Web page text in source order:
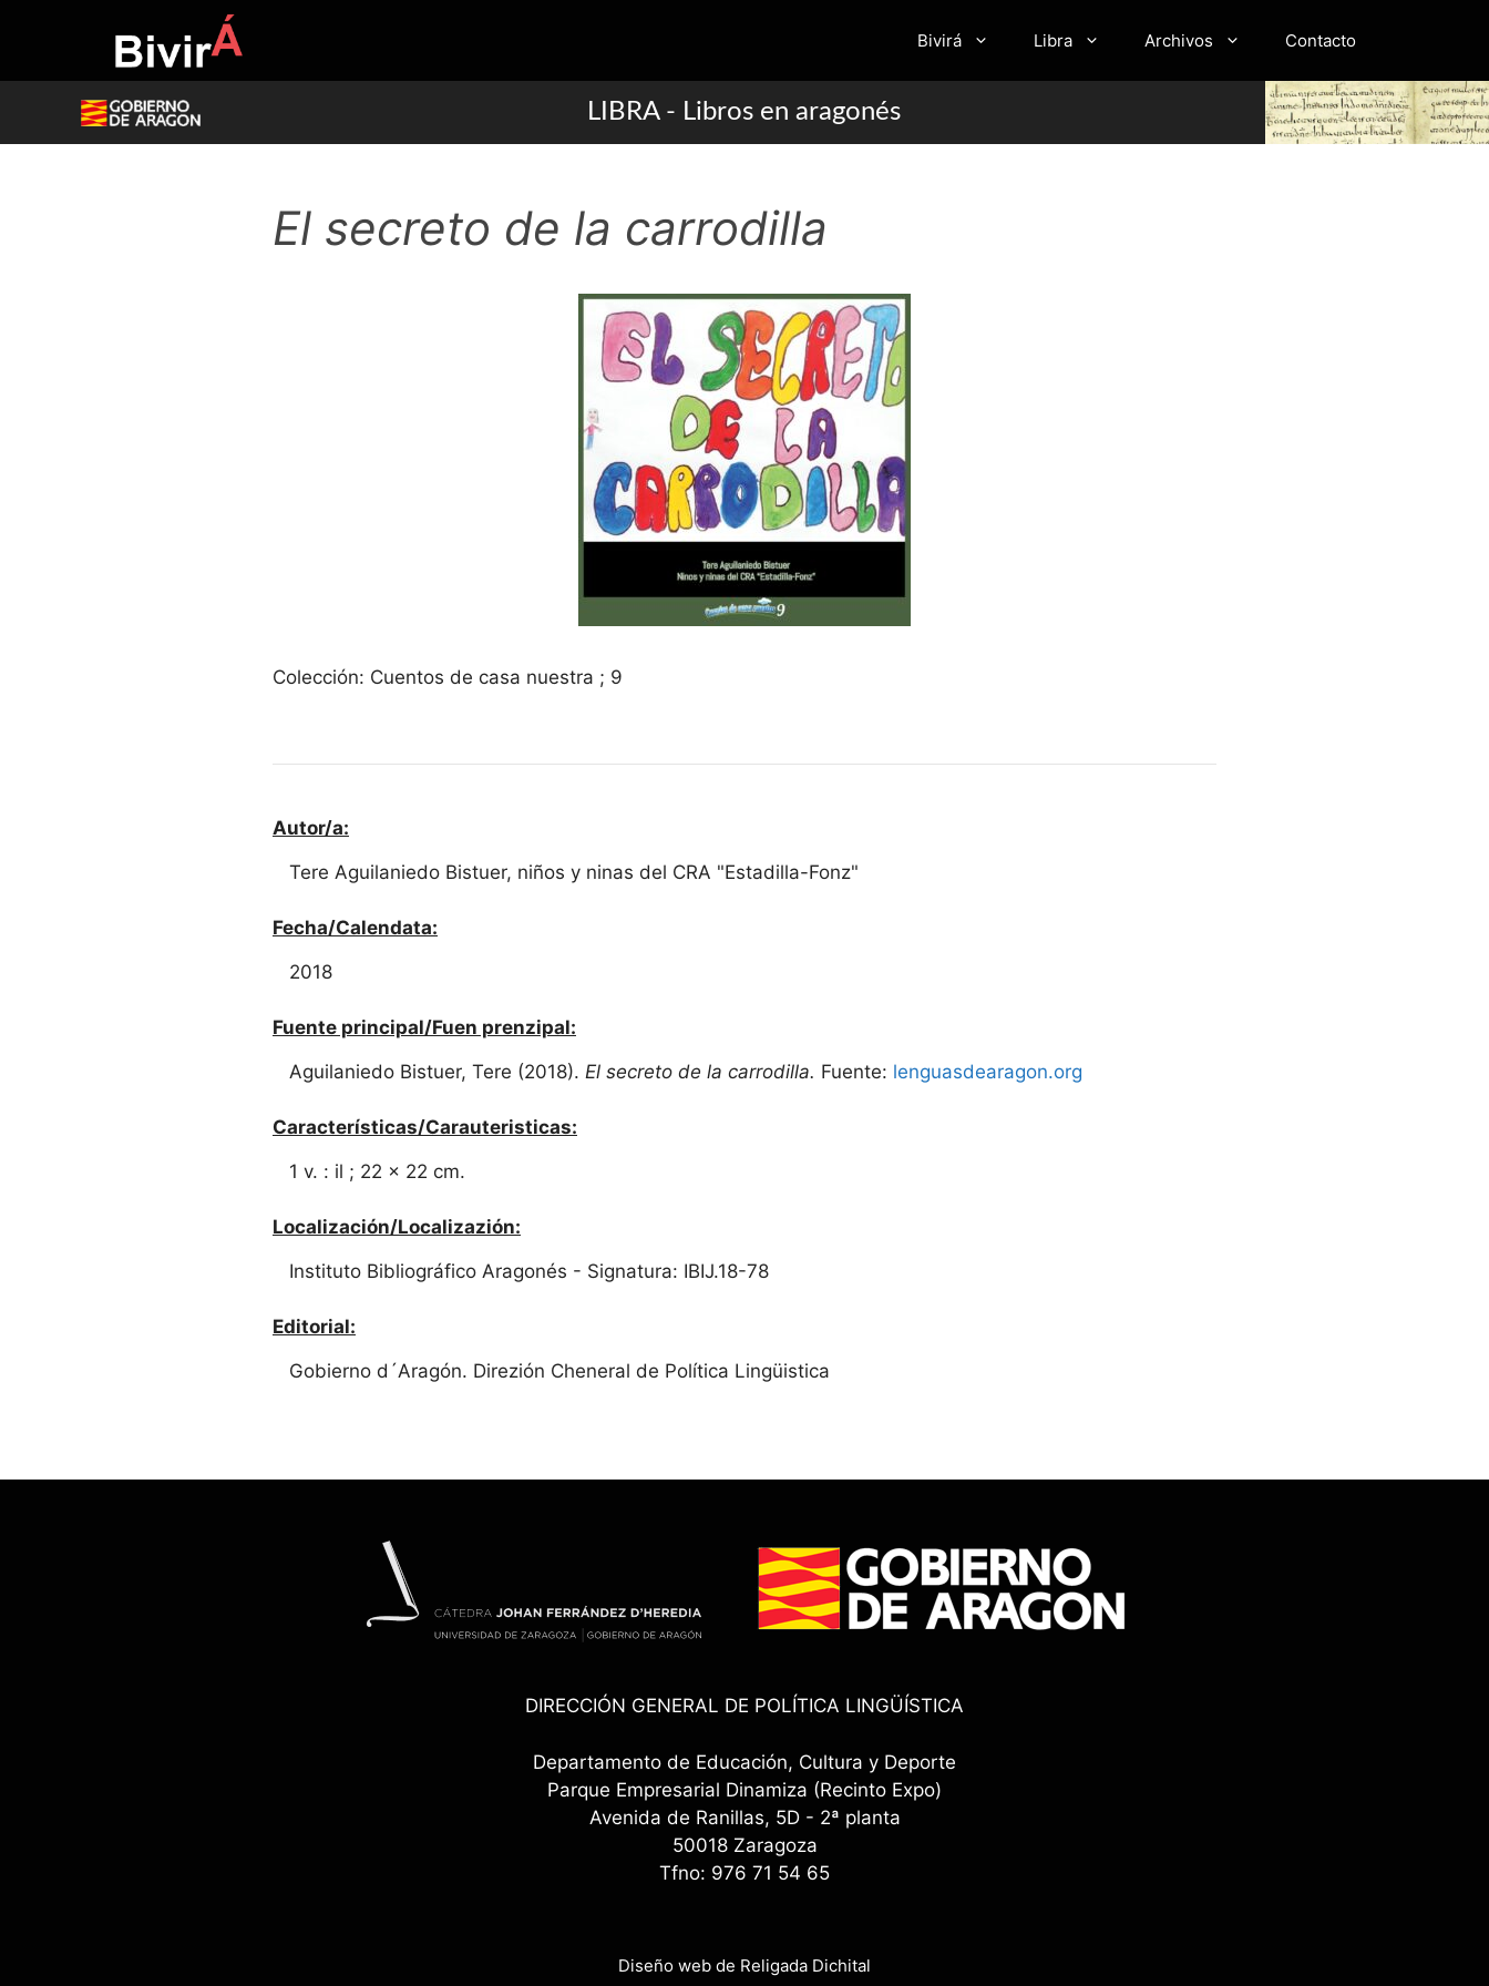
Bivirá Libra Archivos Contacto
LIBRA - Libros en aragonés
El secreto de la carrodilla
Colección: Cuentos de casa nuestra ; 9
Autor/a:
Tere Aguilaniedo Bistuer, niños y ninas del CRA "Estadilla-Fonz"
Fecha/Calendata:
2018
Fuente principal/Fuen prenzipal:
Aguilaniedo Bistuer, Tere (2018). El secreto de la carrodilla. Fuente: lenguasdearagon.org
Características/Carauteristicas:
1 v. : il ; 22 x 22 cm.
Localización/Localizazión:
Instituto Bibliográfico Aragonés - Signatura: IBIJ.18-78
Editorial:
Gobierno d´Aragón. Direzión Cheneral de Política Lingüistica
DIRECCIÓN GENERAL DE POLÍTICA LINGÜÍSTICA
Departamento de Educación, Cultura y Deporte
Parque Empresarial Dinamiza (Recinto Expo)
Avenida de Ranillas, 5D - 2ª planta
50018 Zaragoza
Tfno: 976 71 54 65
Diseño web de Religada Dichital